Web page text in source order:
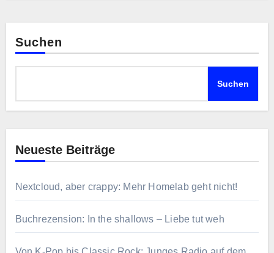
Suchen
Suchen
Neueste Beiträge
Nextcloud, aber crappy: Mehr Homelab geht nicht!
Buchrezension: In the shallows – Liebe tut weh